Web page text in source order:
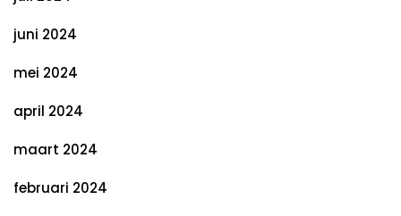
juni 2024
mei 2024
april 2024
maart 2024
februari 2024